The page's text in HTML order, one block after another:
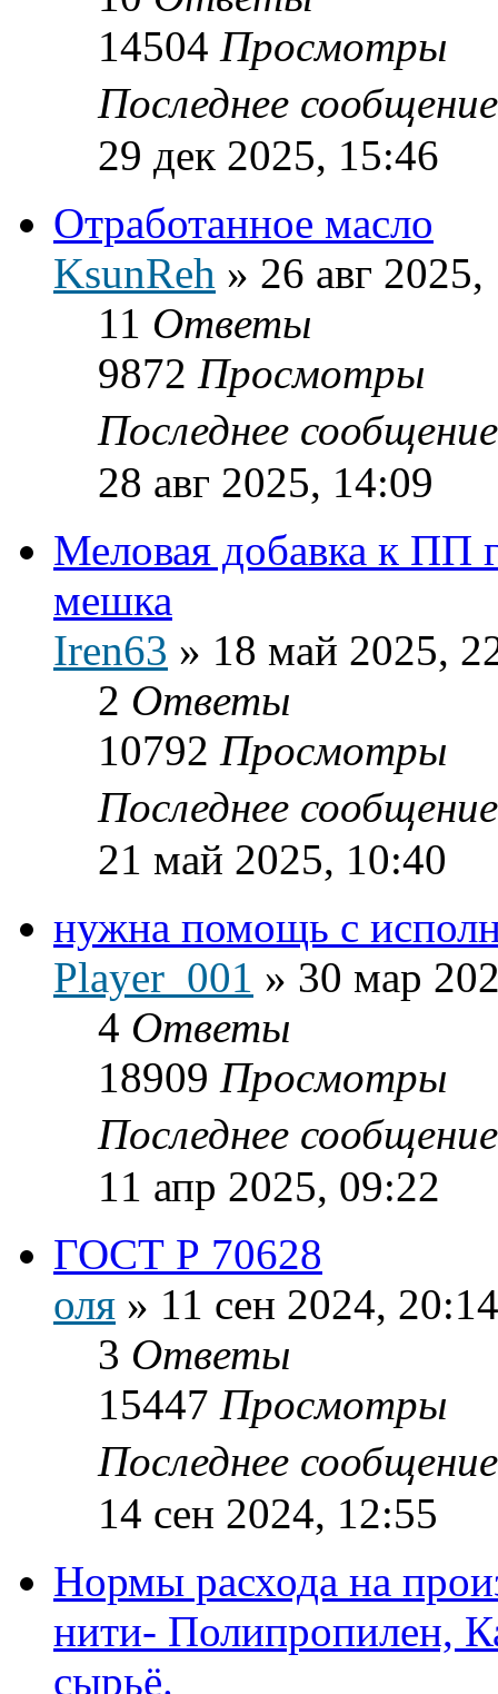
14504 Просмотры
Последнее
29 дек 2025, 15:46
Отработанное масло
KsunReh » 26 авг
11 Ответы
9872 Просмотры
Последнее
28 авг 2025, 14:09
Меловая добавка к ПП
мешка
Iren63 » 18 май 2025,
2 Ответы
10792 Просмотры
Последнее
21 май 2025, 10:40
нужна помощь с
Player_001 » 30 мар
4 Ответы
18909 Просмотры
Последнее
11 апр 2025, 09:22
ГОСТ Р 70628
оля » 11 сен 2024, 20:14
3 Ответы
15447 Просмотры
Последнее
14 сен 2024, 12:55
Нормы расхода на
нити- Полипропилен,
сырьё.